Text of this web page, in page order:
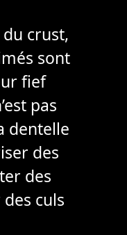
crust,
sont
fief
pas
dentelle
des
des
culs